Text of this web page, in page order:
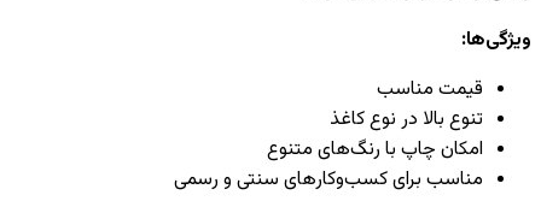
ویژگی‌ها:
قیمت مناسب
تنوع بالا در نوع کاغذ
امکان چاپ با رنگ‌های متنوع
مناسب برای کسب‌وکارهای سنتی و رسمی